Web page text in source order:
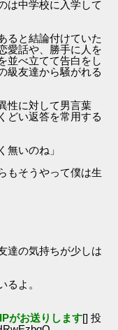
は中学校に入学して
ると結論付けていた
愛話や、勝手に人を
並べ立てて告白をし
級友達から騒がれる
性に対して男言葉
どい返答を常用する
無いのね」
もそうやって僕は生
達の気持ちが少しは
るよ。
がお送りします[] 投